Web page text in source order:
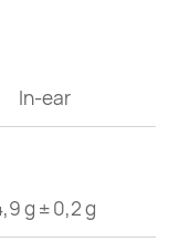
In-ear
g ± 0,2 g